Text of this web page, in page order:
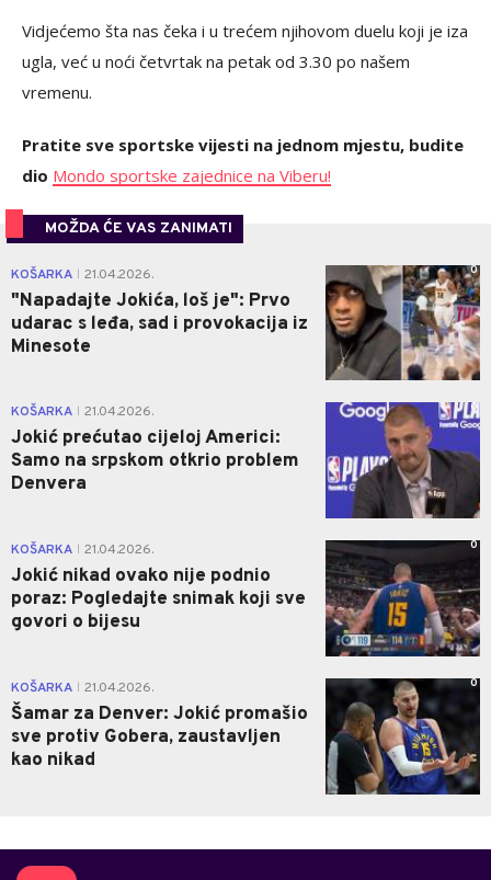
Vidjećemo šta nas čeka i u trećem njihovom duelu koji je iza
ugla, već u noći četvrtak na petak od 3.30 po našem
vremenu.
Pratite sve sportske vijesti na jednom mjestu, budite
dio Mondo sportske zajednice na Viberu!
MOŽDA ĆE VAS ZANIMATI
KOŠARKA 21.04.2026.
"Napadajte Jokića, loš je": Prvo
udarac s leđa, sad i provokacija iz
Minesote
0
KOŠARKA 21.04.2026.
Jokić prećutao cijeloj Americi:
Samo na srpskom otkrio problem
Denvera
0
KOŠARKA 21.04.2026.
Jokić nikad ovako nije podnio
poraz: Pogledajte snimak koji sve
govori o bijesu
0
KOŠARKA 21.04.2026.
Šamar za Denver: Jokić promašio
sve protiv Gobera, zaustavljen
kao nikad
0